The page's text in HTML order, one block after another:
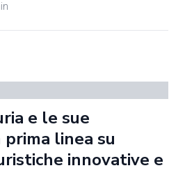
e le sue
linea su
innovative e